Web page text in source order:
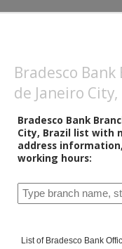
Bradesco
de Janeiro
Bradesco Bank
City, Brazil list with
address
working hours:
List of Bradesco Bank